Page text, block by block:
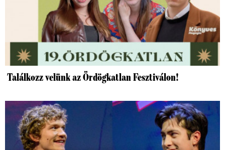
Találkozz velünk az Ördögkatlan Fesztiválon!